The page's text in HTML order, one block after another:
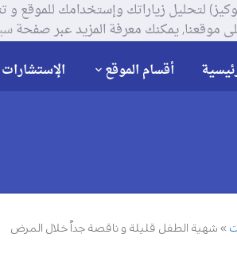
يمكنك معرفة المزيد عبر صفحة
أقسام الموقع
شهية الطفل قليلة و ناقصة جداً خلال المرض